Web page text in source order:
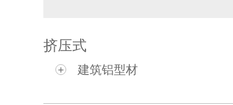
挤压式
+ 建筑铝型材